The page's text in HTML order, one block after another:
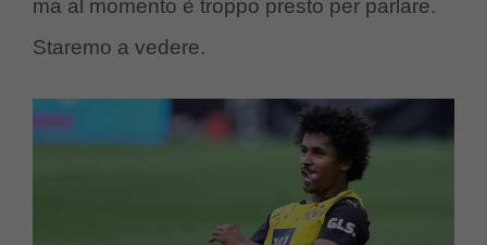
ma al momento è troppo presto per parlare.
Staremo a vedere.